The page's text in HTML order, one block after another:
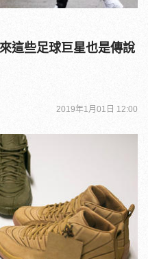
這些足球巨星也是傳說
2019年1月01日 12:00